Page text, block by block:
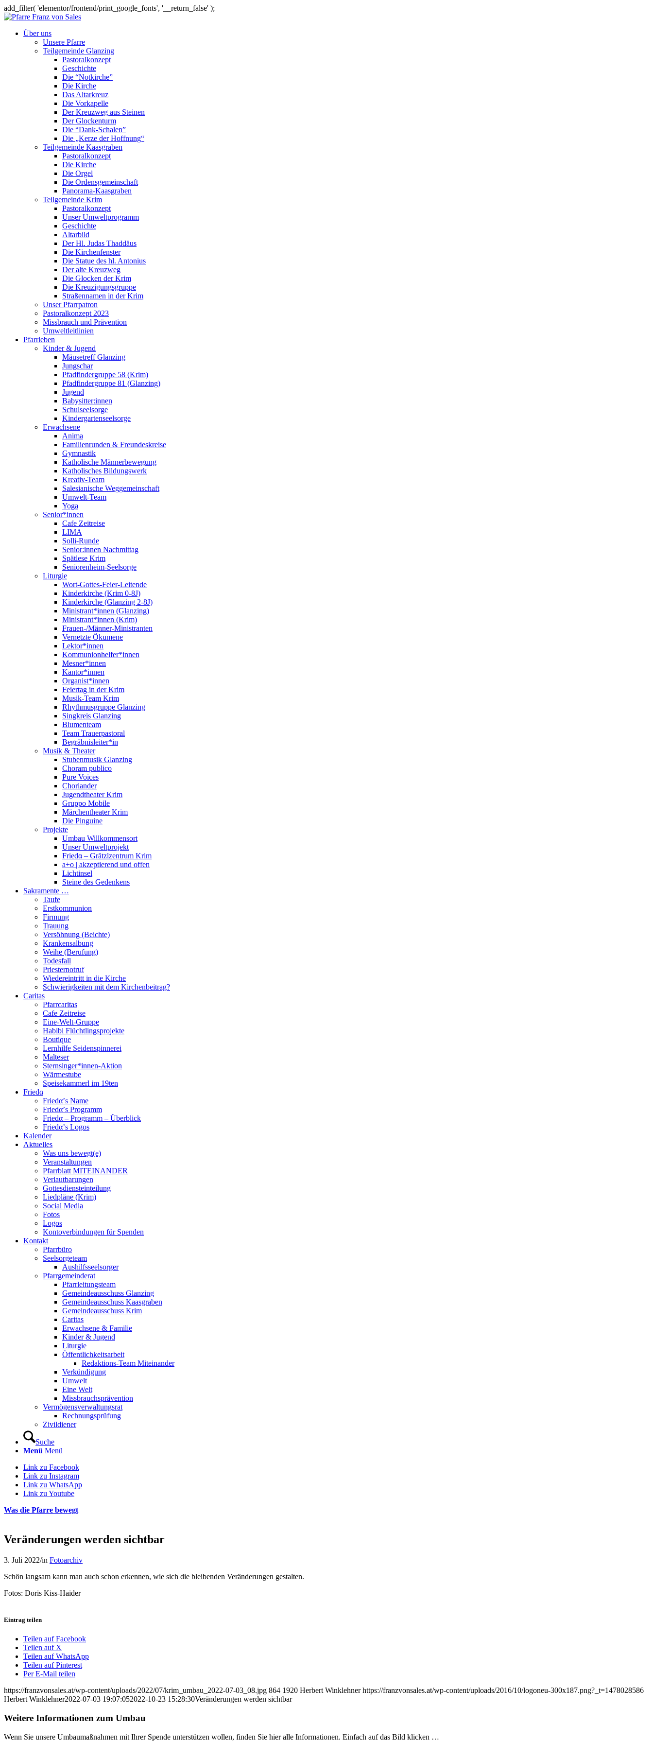
add_filter( 'elementor/frontend/print_google_fonts', '__return_false' );
Über uns
Unsere Pfarre
Teilgemeinde Glanzing
Pastoralkonzept
Geschichte
Die “Notkirche”
Die Kirche
Das Altarkreuz
Die Vorkapelle
Der Kreuzweg aus Steinen
Der Glockenturm
Die “Dank-Schalen”
Die „Kerze der Hoffnung“
Teilgemeinde Kaasgraben
Pastoralkonzept
Die Kirche
Die Orgel
Die Ordensgemeinschaft
Panorama-Kaasgraben
Teilgemeinde Krim
Pastoralkonzept
Unser Umweltprogramm
Geschichte
Altarbild
Der Hl. Judas Thaddäus
Die Kirchenfenster
Die Statue des hl. Antonius
Der alte Kreuzweg
Die Glocken der Krim
Die Kreuzigungsgruppe
Straßennamen in der Krim
Unser Pfarrpatron
Pastoralkonzept 2023
Missbrauch und Prävention
Umweltleitlinien
Pfarrleben
Kinder & Jugend
Mäusetreff Glanzing
Jungschar
Pfadfindergruppe 58 (Krim)
Pfadfindergruppe 81 (Glanzing)
Jugend
Babysitter:innen
Schulseelsorge
Kindergartenseelsorge
Erwachsene
Anima
Familienrunden & Freundeskreise
Gymnastik
Katholische Männerbewegung
Katholisches Bildungswerk
Kreativ-Team
Salesianische Weggemeinschaft
Umwelt-Team
Yoga
Senior*innen
Cafe Zeitreise
LIMA
Solli-Runde
Senior:innen Nachmittag
Spätlese Krim
Seniorenheim-Seelsorge
Liturgie
Wort-Gottes-Feier-Leitende
Kinderkirche (Krim 0-8J)
Kinderkirche (Glanzing 2-8J)
Ministrant*innen (Glanzing)
Ministrant*innen (Krim)
Frauen-/Männer-Ministranten
Vernetzte Ökumene
Lektor*innen
Kommunionhelfer*innen
Mesner*innen
Kantor*innen
Organist*innen
Feiertag in der Krim
Musik-Team Krim
Rhythmusgruppe Glanzing
Singkreis Glanzing
Blumenteam
Team Trauerpastoral
Begräbnisleiter*in
Musik & Theater
Stubenmusik Glanzing
Choram publico
Pure Voices
Choriander
Jugendtheater Krim
Gruppo Mobile
Märchentheater Krim
Die Pinguine
Projekte
Umbau Willkommensort
Unser Umweltprojekt
Friedα – Grätzlzentrum Krim
a+o | akzeptierend und offen
Lichtinsel
Steine des Gedenkens
Sakramente …
Taufe
Erstkommunion
Firmung
Trauung
Versöhnung (Beichte)
Krankensalbung
Weihe (Berufung)
Todesfall
Priesternotruf
Wiedereintritt in die Kirche
Schwierigkeiten mit dem Kirchenbeitrag?
Caritas
Pfarrcaritas
Cafe Zeitreise
Eine-Welt-Gruppe
Habibi Flüchtlingsprojekte
Boutique
Lernhilfe Seidenspinnerei
Malteser
Sternsinger*innen-Aktion
Wärmestube
Speisekammerl im 19ten
Friedα
Friedα’s Name
Friedα’s Programm
Friedα – Programm – Überblick
Friedα’s Logos
Kalender
Aktuelles
Was uns bewegt(e)
Veranstaltungen
Pfarrblatt MITEINANDER
Verlautbarungen
Gottesdiensteinteilung
Liedpläne (Krim)
Social Media
Fotos
Logos
Kontoverbindungen für Spenden
Kontakt
Pfarrbüro
Seelsorgeteam
Aushilfsseelsorger
Pfarrgemeinderat
Pfarrleitungsteam
Gemeindeausschuss Glanzing
Gemeindeausschuss Kaasgraben
Gemeindeausschuss Krim
Caritas
Erwachsene & Familie
Kinder & Jugend
Liturgie
Öffentlichkeitsarbeit
Redaktions-Team Miteinander
Verkündigung
Umwelt
Eine Welt
Missbrauchsprävention
Vermögensverwaltungsrat
Rechnungsprüfung
Zivildiener
Suche
Menü Menü
Link zu Facebook
Link zu Instagram
Link zu WhatsApp
Link zu Youtube
Was die Pfarre bewegt
Veränderungen werden sichtbar
3. Juli 2022/in Fotoarchiv
Schön langsam kann man auch schon erkennen, wie sich die bleibenden Veränderungen gestalten.
Fotos: Doris Kiss-Haider
Eintrag teilen
Teilen auf Facebook
Teilen auf X
Teilen auf WhatsApp
Teilen auf Pinterest
Per E-Mail teilen
https://franzvonsales.at/wp-content/uploads/2022/07/krim_umbau_2022-07-03_08.jpg 864 1920 Herbert Winklehner https://franzvonsales.at/wp-content/uploads/2016/10/logoneu-300x187.png?_t=1478028586
Herbert Winklehner2022-07-03 19:07:052022-10-23 15:28:30Veränderungen werden sichtbar
Weitere Informationen zum Umbau
Wenn Sie unsere Umbaumaßnahmen mit Ihrer Spende unterstützen wollen, finden Sie hier alle Informationen. Einfach auf das Bild klicken …